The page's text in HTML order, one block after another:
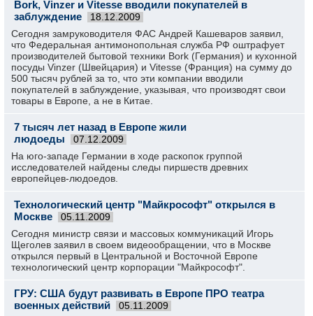
Bork, Vinzer и Vitesse вводили покупателей в
заблуждение
18.12.2009
Сегодня замруководителя ФАС Андрей Кашеваров заявил,
что Федеральная антимонопольная служба РФ оштрафует
производителей бытовой техники Bork (Германия) и кухонной
посуды Vinzer (Швейцария) и Vitesse (Франция) на сумму до
500 тысяч рублей за то, что эти компании вводили
покупателей в заблуждение, указывая, что производят свои
товары в Европе, а не в Китае.
7 тысяч лет назад в Европе жили
людоеды
07.12.2009
На юго-западе Германии в ходе раскопок группой
исследователей найдены следы пиршеств древних
европейцев-людоедов.
Технологический центр "Майкрософт" открылся в
Москве
05.11.2009
Сегодня министр связи и массовых коммуникаций Игорь
Щеголев заявил в своем видеообращении, что в Москве
открылся первый в Центральной и Восточной Европе
технологический центр корпорации "Майкрософт".
ГРУ: США будут развивать в Европе ПРО театра
военных действий
05.11.2009